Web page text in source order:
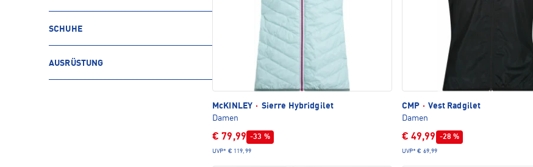
SCHUHE
AUSRÜSTUNG
McKINLEY · Sierre Hybridgilet
Damen
€ 79,99 -33 %
UVP* € 119,99
CMP · Vest Radgilet
Damen
€ 49,99 -28 %
UVP* € 69,99